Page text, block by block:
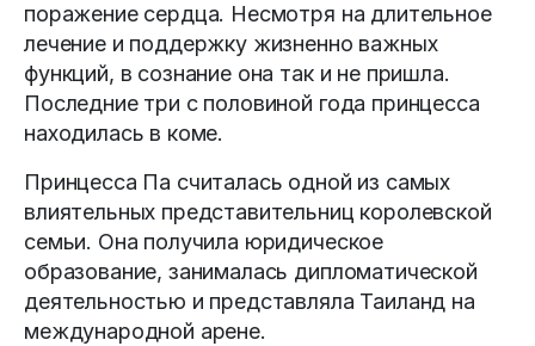
поражение сердца. Несмотря на длительное
лечение и поддержку жизненно важных
функций, в сознание она так и не пришла.
Последние три с половиной года принцесса
находилась в коме.
Принцесса Па считалась одной из самых
влиятельных представительниц королевской
семьи. Она получила юридическое
образование, занималась дипломатической
деятельностью и представляла Таиланд на
международной арене.